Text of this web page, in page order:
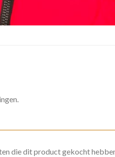
die dit product gekocht